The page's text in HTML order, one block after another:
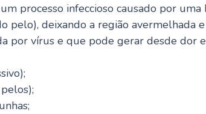
processo infeccioso causado por uma
pelo), deixando a região avermelhada
por vírus e que pode gerar desde dor e